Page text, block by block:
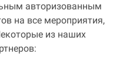
авторизованным
на все мероприятия,
из наших